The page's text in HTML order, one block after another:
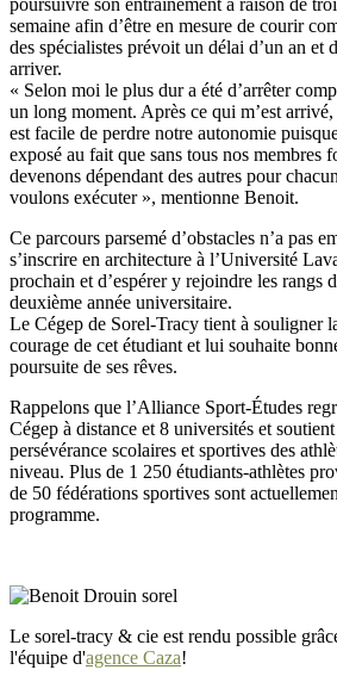
semaine afin d’être en mesure de courir
des spécialistes prévoit un délai d’un an et
arriver.
« Selon moi le plus dur a été d’arrêter
un long moment. Après ce qui m’est
est facile de perdre notre autonomie
exposé au fait que sans tous nos membres
devenons dépendant des autres pour
voulons exécuter », mentionne Benoit.
Ce parcours parsemé d’obstacles n’a pas
s’inscrire en architecture à l’Université
prochain et d’espérer y rejoindre les rangs
deuxième année universitaire.
Le Cégep de Sorel-Tracy tient à souligner
courage de cet étudiant et lui souhaite
poursuite de ses rêves.
Rappelons que l’Alliance Sport-Études
Cégep à distance et 8 universités et
persévérance scolaires et sportives des
niveau. Plus de 1 250 étudiants-athlètes
de 50 fédérations sportives sont
programme.
Le sorel-tracy & cie est rendu possible
l'équipe d'agence Caza!